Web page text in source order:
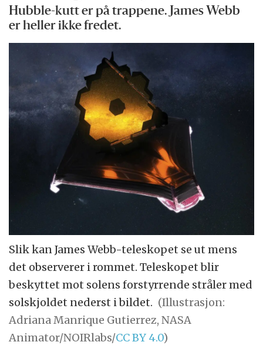
Hubble-kutt er på trappene. James Webb
er heller ikke fredet.
Slik kan James Webb-teleskopet se ut mens
det observerer i rommet. Teleskopet blir
beskyttet mot solens forstyrrende stråler med
solskjoldet nederst i bildet. (Illustrasjon:
Adriana Manrique Gutierrez, NASA
Animator/NOIRlabs/CC BY 4.0)